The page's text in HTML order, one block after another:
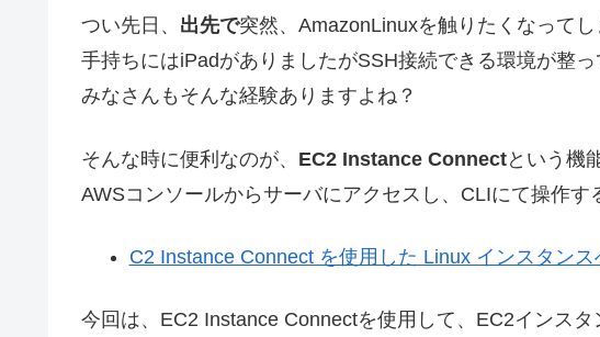
つい先日、 出先で突然、AmazonLinuxを触りたくなってし
手持ちにはiPadがありましたがSSH接続できる環境が整っ
みなさんもそんな経験ありますよね？
そんな時に便利なのが、 EC2 Instance Connectという機
AWSコンソールからサーバにアクセスし、CLIにて操作す
C2 Instance Connect を使用した Linux インスタンス
今回は、EC2 Instance Connectを使用して、EC2インス